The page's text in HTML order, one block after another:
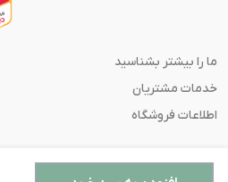
ما را بیشتر بشناسید
خدمات مشتریان
اطلاعات فروشگاه